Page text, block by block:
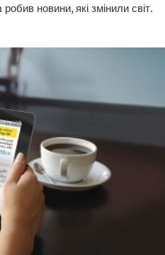
новини, які змінили світ.